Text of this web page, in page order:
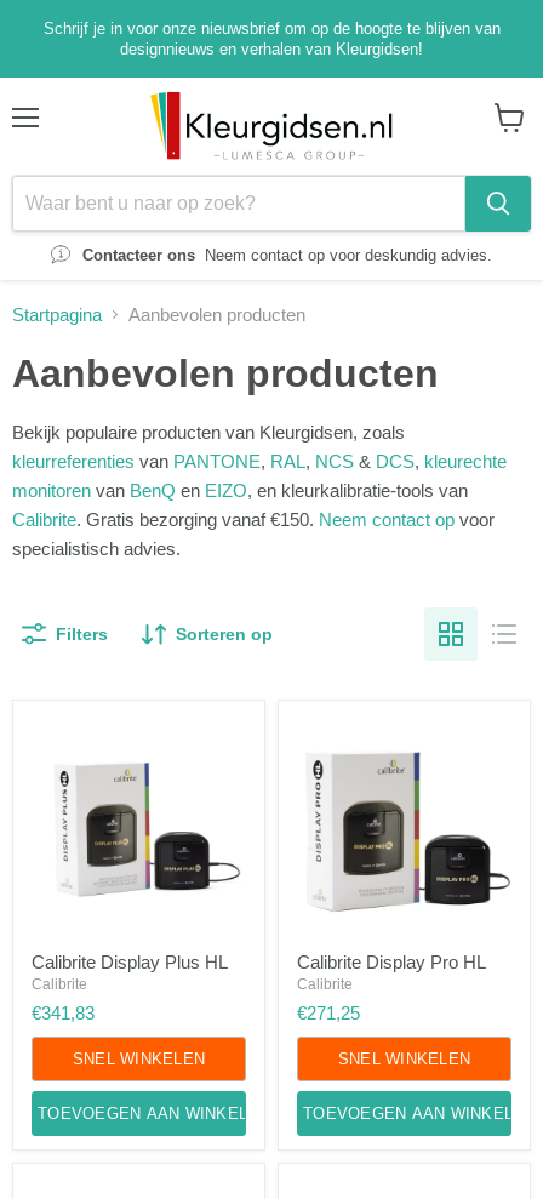
Schrijf je in voor onze nieuwsbrief om op de hoogte te blijven van
designnieuws en verhalen van Kleurgidsen!
Contacteer ons Neem contact op voor deskundig advies.
Startpagina Aanbevolen producten
Aanbevolen producten
Bekijk populaire producten van Kleurgidsen, zoals
kleurreferenties van PANTONE, RAL, NCS & DCS, kleurechte
monitoren van BenQ en EIZO, en kleurkalibratie-tools van
Calibrite. Gratis bezorging vanaf €150. Neem contact op voor
specialistisch advies.
Filters Sorteren op
Display
Plus
HL
Calibrite Display Plus HL
Calibrite
€341,83
SNEL WINKELEN
TOEVOEGEN AAN WINKELWAGEN
Display
Pro
HL
Calibrite Display Pro HL
Calibrite
€271,25
SNEL WINKELEN
TOEVOEGEN AAN